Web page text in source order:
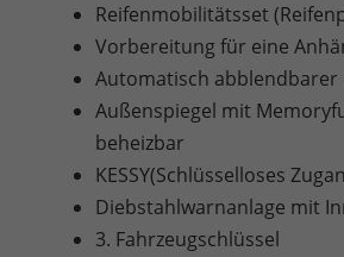
Reifenmobilitätsset
Vorbereitung für eine
Automatisch abblendbarer
Außenspiegel mit
beheizbar
KESSY(Schlüsselloses
Diebstahlwarnanlage mit
3. Fahrzeugschlüssel